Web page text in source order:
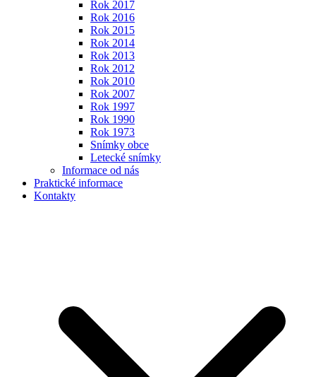
Rok 2017
Rok 2016
Rok 2015
Rok 2014
Rok 2013
Rok 2012
Rok 2010
Rok 2007
Rok 1997
Rok 1990
Rok 1973
Snímky obce
Letecké snímky
Informace od nás
Praktické informace
Kontakty